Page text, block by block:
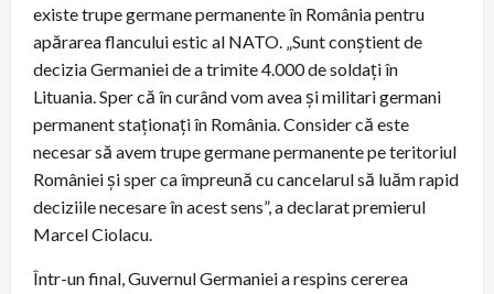
existe trupe germane permanente în România pentru
apărarea flancului estic al NATO. „Sunt conștient de
decizia Germaniei de a trimite 4.000 de soldați în
Lituania. Sper că în curând vom avea și militari germani
permanent staționați în România. Consider că este
necesar să avem trupe germane permanente pe teritoriul
României și sper ca împreună cu cancelarul să luăm rapid
deciziile necesare în acest sens”, a declarat premierul
Marcel Ciolacu.
Într-un final, Guvernul Germaniei a respins cererea